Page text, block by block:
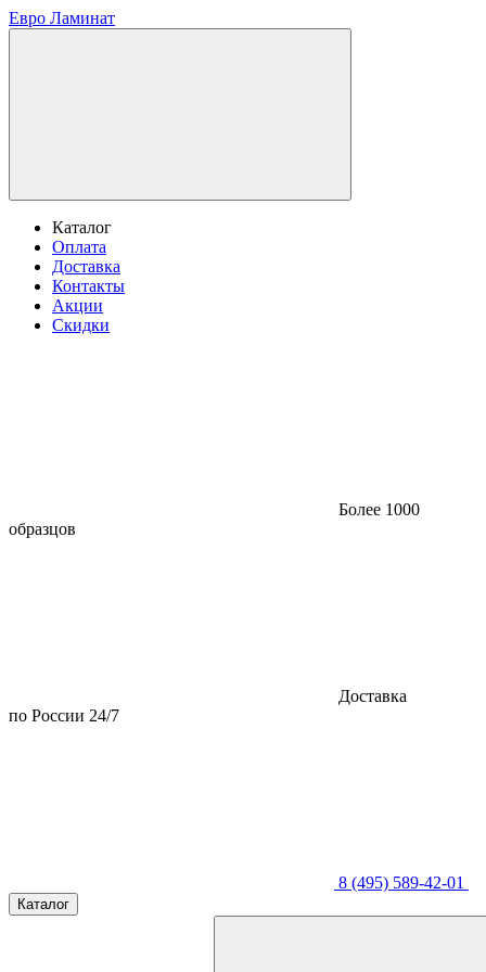
Евро Ламинат
Каталог
Оплата
Доставка
Контакты
Акции
Скидки
Более 1000
образцов
Доставка
по России 24/7
8 (495) 589-42-01
Каталог